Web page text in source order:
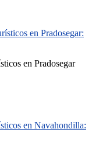
en Pradosegar:
en Pradosegar
en Navahondilla: